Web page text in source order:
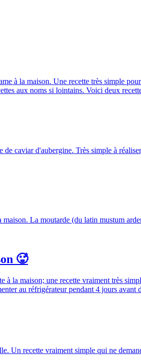
à la maison. Une recette très simple
aux noms si lointains. Voici deux
caviar d'aubergine. Très simple à
La moutarde (du latin mustum
🥵
à la maison; une recette vraiment très
au réfrigérateur pendant 4 jours avant
Un recette vraiment simple qui ne